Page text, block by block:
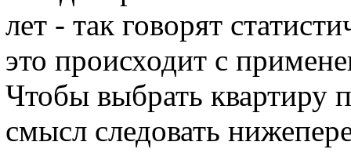
лет - так говорят
это происходит с
Чтобы выбрать квартиру
смысл следовать